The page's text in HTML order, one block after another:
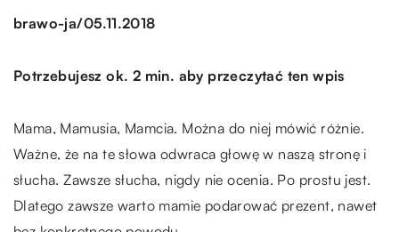
brawo-ja/05.11.2018
Potrzebujesz ok. 2 min. aby przeczytać ten wpis
Mama, Mamusia, Mamcia. Można do niej mówić różnie.
Ważne, że na te słowa odwraca głowę w naszą stronę i
słucha. Zawsze słucha, nigdy nie ocenia. Po prostu jest.
Dlatego zawsze warto mamie podarować prezent, nawet